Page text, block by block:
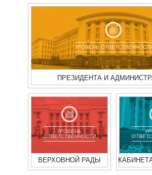
УРОВЕНЬ
ПРЕЗИДЕНТА И
УРОВЕНЬ
ОТВЕТСТВЕННОСТИ
ВЕРХОВНОЙ РАДЫ